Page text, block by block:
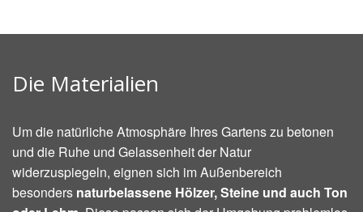
Die Materialien
Um die natürliche Atmosphäre Ihres Gartens zu betonen
und die Ruhe und Gelassenheit der Natur
widerzuspiegeln, eignen sich im Außenbereich
besonders naturbelassene Hölzer, Steine und auch Ton